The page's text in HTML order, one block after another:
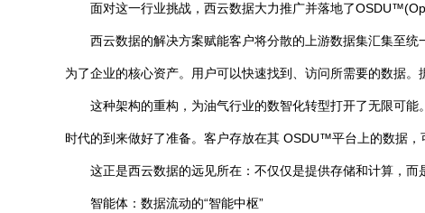
面对这一行业挑战，西云数据大力推广并落地了
西云数据的解决方案赋能客户将分散的上游数据集汇集至
为了企业的核心资产。用户可以快速找到、访问所需要的数据
这种架构的重构，为油气行业的数智化转型打开了无限可
时代的到来做好了准备。客户存放在其 OSDU™平台上的数据
这正是西云数据的远见所在：不仅仅是提供存储和计算，
智能体：数据流动的“智能中枢”